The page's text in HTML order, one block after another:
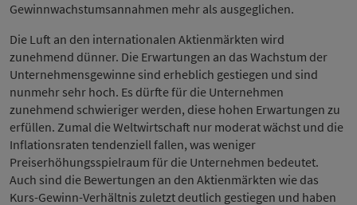
Gewinnwachstumsannahmen mehr als ausgeglichen.
Die Luft an den internationalen Aktienmärkten wird
zunehmend dünner. Die Erwartungen an das Wachstum der
Unternehmensgewinne sind erheblich gestiegen und sind
nunmehr sehr hoch. Es dürfte für die Unternehmen
zunehmend schwieriger werden, diese hohen Erwartungen zu
erfüllen. Zumal die Weltwirtschaft nur moderat wächst und die
Inflationsraten tendenziell fallen, was weniger
Preiserhöhungsspielraum für die Unternehmen bedeutet.
Auch sind die Bewertungen an den Aktienmärkten wie das
Kurs-Gewinn-Verhältnis zuletzt deutlich gestiegen und haben